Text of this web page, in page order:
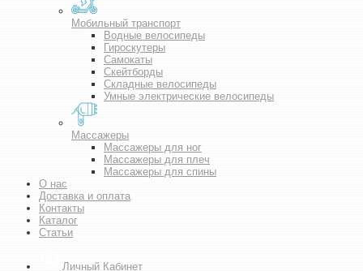
Мобильный транспорт
Водные велосипеды
Гироскутеры
Самокаты
Скейтборды
Складные велосипеды
Умные электрические велосипеды
Массажеры
Массажеры для ног
Массажеры для плеч
Массажеры для спины
О нас
Доставка и оплата
Контакты
Каталог
Статьи
Личный Кабинет